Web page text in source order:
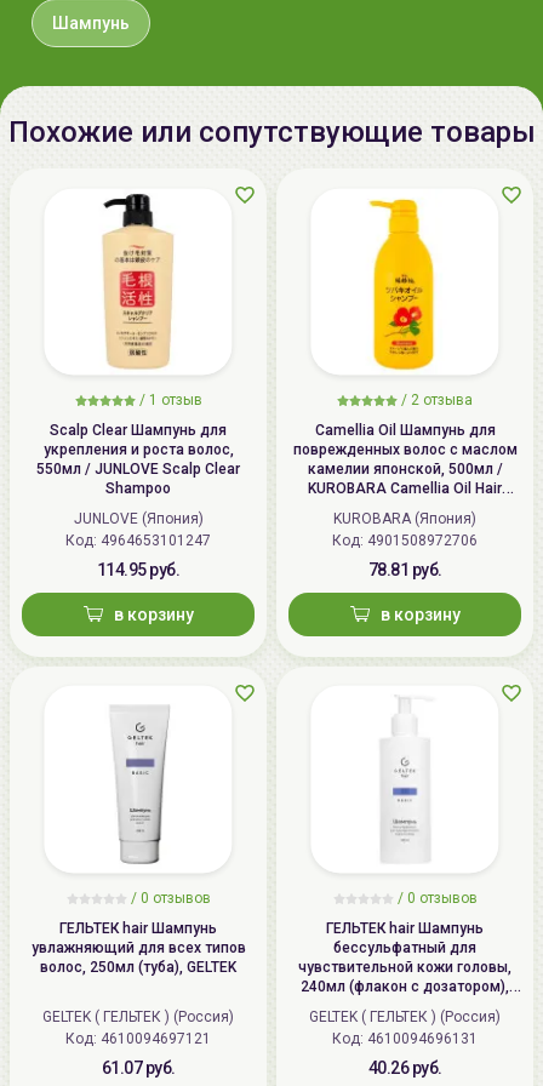
Дата
производства:
Срок годности:
3 года с даты производства /
смотрите на упаковке
Производитель:
[DAENG GI MEO RI] "DOORI
Cosmetics Co., Ltd.", Республика
Корея, Republic of Korea, 588,
Dabok-ro, Chubu-myeon, Geumsan-
gun, Chungcheongnam-do.
Импортер в
ИП Мигаль Наталья Петровна,
136. www.allcosmetics.by, E-mail:
info@allcosmetics.by,
Шампунь
Похожие или сопутствующие товары
/ 1 отзыв
Scalp Clear Шампунь для
укрепления и роста волос,
550мл / JUNLOVE Scalp Clear
Shampoo
JUNLOVE (Япония)
Код: 4964653101247
114.95 руб.
в корзину
/ 2 отзыва
Camellia Oil Шампунь для
поврежденных волос с маслом
камелии японской, 500мл /
KUROBARA Camellia Oil Hair
Shampoo
KUROBARA (Япония)
Код: 4901508972706
78.81 руб.
в корзину
/ 0 отзывов
ГЕЛЬТЕК hair Шампунь
увлажняющий для всех типов
волос, 250мл (туба), GELTEK
GELTEK ( ГЕЛЬТЕК ) (Россия)
Код: 4610094697121
61.07 руб.
/ 0 отзывов
ГЕЛЬТЕК hair Шампунь
бессульфатный для
чувствительной кожи головы,
240мл (флакон с дозатором),
GELTEK ( ГЕЛЬТЕК ) (Россия)
Код: 4610094696131
40.26 руб.